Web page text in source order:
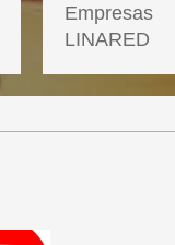
Empresas
LINARED